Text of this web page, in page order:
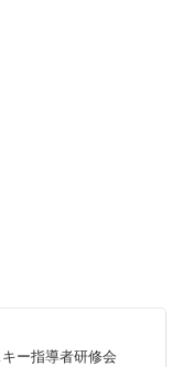
ー指導者研修会